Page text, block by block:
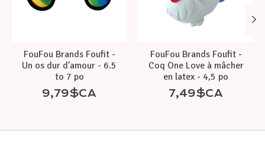
FouFou Brands Foufit -
Un os dur d'amour - 6.5
to 7 po
9,79$CA
FouFou Brands Foufit -
Coq One Love à mâcher
en latex - 4,5 po
7,49$CA